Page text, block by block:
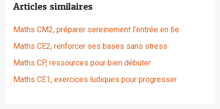
Articles similaires
Maths CM2, préparer sereinement l’entrée en 6e
Maths CE2, renforcer ses bases sans stress
Maths CP, ressources pour bien débuter
Maths CE1, exercices ludiques pour progresser